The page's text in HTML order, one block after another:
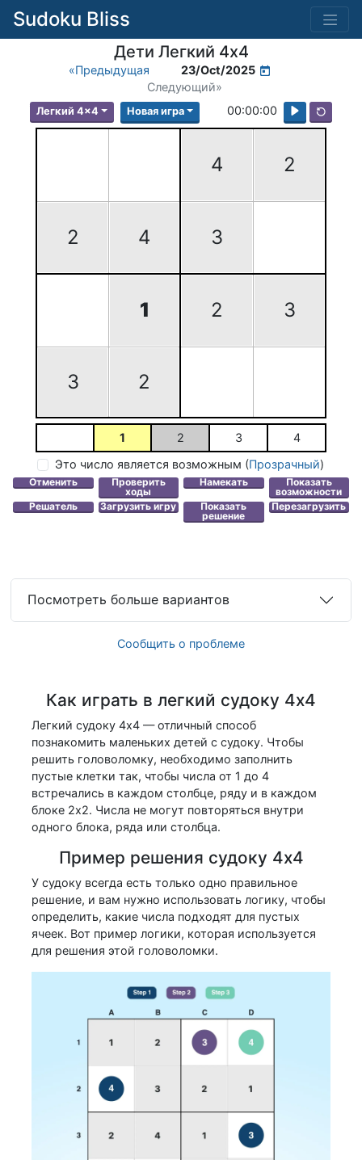
Sudoku Bliss
Дети Легкий 4x4
«Предыдущая
23/Oct/2025
Следующий»
Легкий 4x4 Новая игра 00:00:00
4 2
2 4 3
1 2 3
3 2
1 2 3
4
Это число является возможным (Прозрачный)
Посмотреть больше вариантов
Сообщить о проблеме
Как играть в легкий судоку 4x4
Легкий судоку 4x4 — отличный способ
познакомить маленьких детей с судоку. Чтобы
решить головоломку, необходимо заполнить
пустые клетки так, чтобы числа от 1 до 4
встречались в каждом столбце, ряду и в каждом
блоке 2x2. Числа не могут повторяться внутри
одного блока, ряда или столбца.
Пример решения судоку 4x4
У судоку всегда есть только одно правильное
решение, и вам нужно использовать логику, чтобы
определить, какие числа подходят для пустых
ячеек. Вот пример логики, которая используется
для решения этой головоломки.